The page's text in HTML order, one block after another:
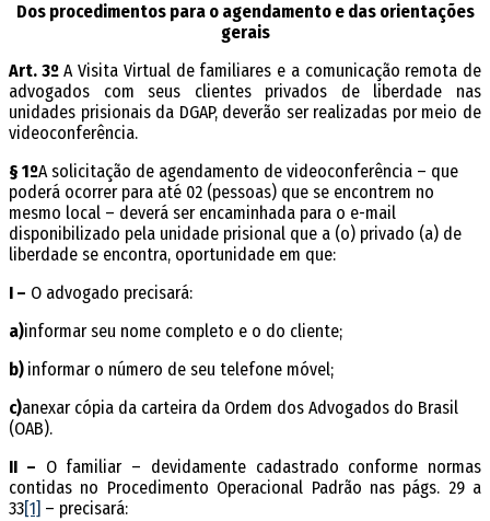
Dos procedimentos para o agendamento e das orientações
gerais
Art. 3ºA Visita Virtual de familiares e a comunicação remota de
advogados com seus clientes privados de liberdade nas
unidades prisionais da DGAP, deverão ser realizadas por meio de
videoconferência.
§ 1ºA solicitação de agendamento de videoconferência – que
poderá ocorrer para até 02 (pessoas) que se encontrem no
mesmo local – deverá ser encaminhada para o e-mail
disponibilizado pela unidade prisional que a (o) privado (a) de
liberdade se encontra, oportunidade em que:
I – O advogado precisará:
a)informar seu nome completo e o do cliente;
b) informar o número de seu telefone móvel;
c)anexar cópia da carteira da Ordem dos Advogados do Brasil
(OAB).
II – O familiar – devidamente cadastrado conforme normas
contidas no Procedimento Operacional Padrão nas págs. 29 a
33[1] – precisará: